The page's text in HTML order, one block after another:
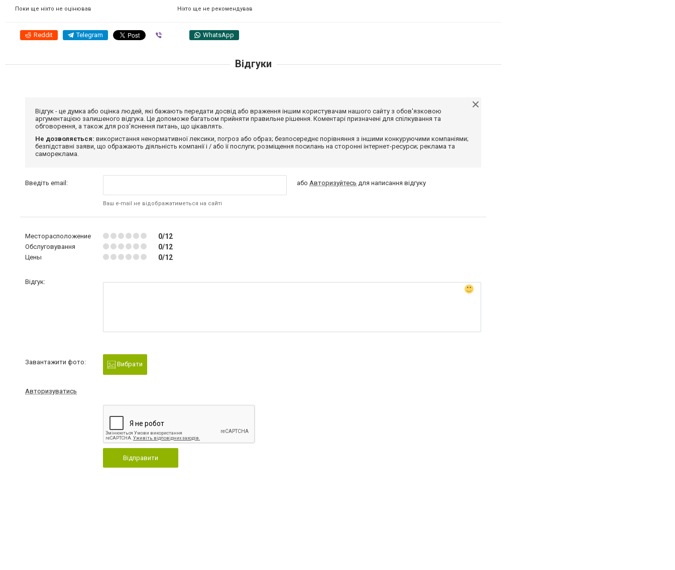
Поки ще ніхто не оцінював Ніхто ще не рекомендував
Reddit Telegram WhatsApp
Відгуки
Відгук - це думка або оцінка людей, які бажають передати досвід або враження іншим користувачам нашого сайту з обов'язковою
аргументацією залишеного відгука. Це допоможе багатьом прийняти правильне рішення. Коментарі призначені для спілкування та
обговорення, а також для роз'яснення питань, що цікавлять.
Не дозволяється: використання ненормативної лексики, погроз або образ; безпосереднє порівняння з іншими конкуруючими компаніями;
безпідставні заяви, що ображають діяльність компанії і / або її послуги; розміщення посилань на сторонні інтернет-ресурси; реклама та
самореклама.
Введіть email:
Ваш e-mail не відображатиметься на сайті
абоАвторизуйтесь для написання відгуку
Месторасположение 0/12
Обслуговування 0/12
Цены 0/12
Відгук:
Завантажити фото: Вибрати
Авторизуватись
Відправити